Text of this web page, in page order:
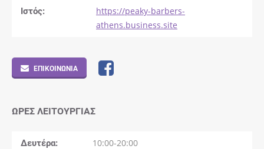
Ιστός:
https://peaky-barbers-
athens.business.site
ΕΠΙΚΟΙΝΩΝΊΑ
ΏΡΕΣ ΛΕΙΤΟΥΡΓΊΑΣ
Δευτέρα 10:00-20:00